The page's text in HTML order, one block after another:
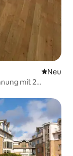
Neue
Neu
mit 2